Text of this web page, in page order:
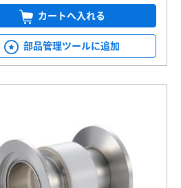
カートへ入れる
部品管理ツールに追加